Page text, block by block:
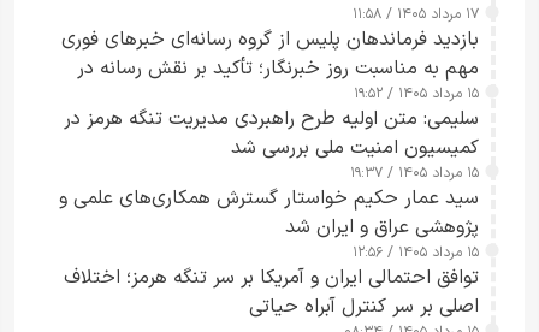
۱۷ مرداد ۱۴۰۵ / ۱۱:۵۸
بازدید فرماندهان پلیس از گروه رسانه‌ای خبرهای فوری
مهم به مناسبت روز خبرنگار؛ تأکید بر نقش رسانه در
تقویت امنیت و اعتماد عمومی
۱۵ مرداد ۱۴۰۵ / ۱۹:۵۲
سلیمی: متن اولیه طرح راهبردی مدیریت تنگه هرمز در
کمیسیون امنیت ملی بررسی شد
۱۵ مرداد ۱۴۰۵ / ۱۹:۳۷
سید عمار حکیم خواستار گسترش همکاری‌های علمی و
پژوهشی عراق و ایران شد
۱۵ مرداد ۱۴۰۵ / ۱۲:۵۶
توافق احتمالی ایران و آمریکا بر سر تنگه هرمز؛ اختلاف
اصلی بر سر کنترل آبراه حیاتی